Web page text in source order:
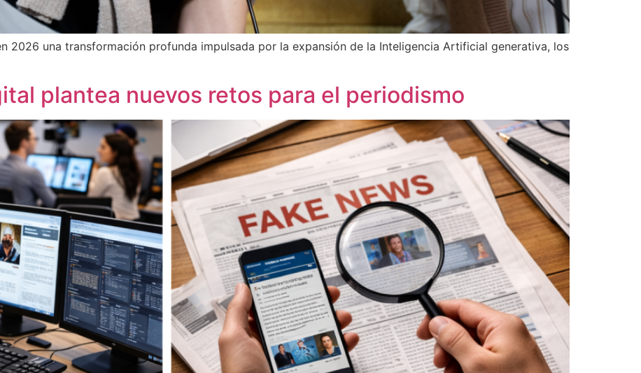
2026 una transformación profunda impulsada por la expansión de la Inteligencia Artificial generativa, los
plantea nuevos retos para el periodismo